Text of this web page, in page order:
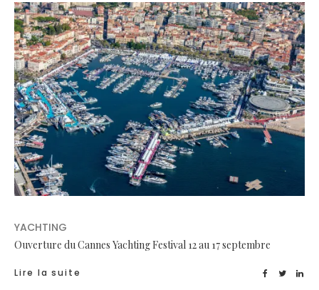
YACHTING
Ouverture du Cannes Yachting Festival 12 au 17 septembre
Lire la suite